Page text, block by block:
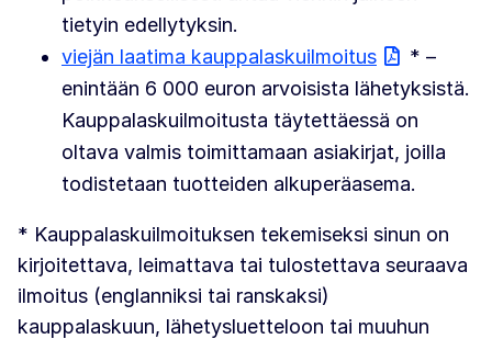
tietyin edellytyksin.
viejän laatima kauppalaskuilmoitus
* –
enintään 6 000 euron arvoisista lähetyksistä.
Kauppalaskuilmoitusta täytettäessä on
oltava valmis toimittamaan asiakirjat, joilla
todistetaan tuotteiden alkuperäasema.
* Kauppalaskuilmoituksen tekemiseksi sinun on
kirjoitettava, leimattava tai tulostettava seuraava
ilmoitus (englanniksi tai ranskaksi)
kauppalaskuun, lähetysluetteloon tai muuhun